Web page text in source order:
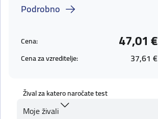
Podrobno
Cena: 47,01 €
Cena za vzreditelje: 37,61 €
Žival za katero naročate test
Moje živali